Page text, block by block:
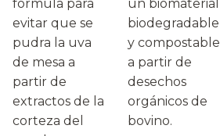
fórmula para
evitar que se
pudra la uva
de mesa a
partir de
extractos de la
corteza del
un biomaterial
biodegradable
y compostable
a partir de
desechos
orgánicos de
bovino.